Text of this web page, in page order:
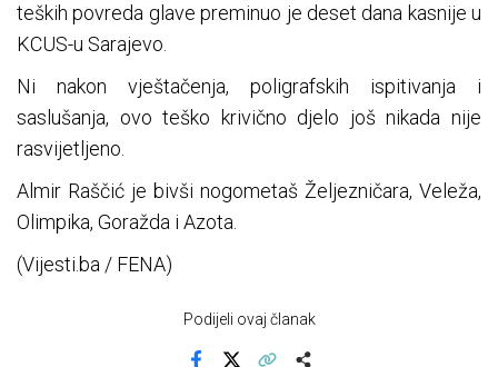
teških povreda glave preminuo je deset dana kasnije u
KCUS-u Sarajevo.
Ni nakon vještačenja, poligrafskih ispitivanja i
saslušanja, ovo teško krivično djelo još nikada nije
rasvijetljeno.
Almir Raščić je bivši nogometaš Željezničara, Veleža,
Olimpika, Goražda i Azota.
(Vijesti.ba / FENA)
Podijeli ovaj članak